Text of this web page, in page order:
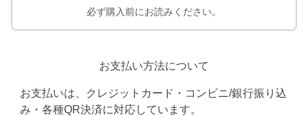
必ず購入前にお読みください。
お支払い方法について
お支払いは、クレジットカード・コンビニ/銀行振り込
み・各種QR決済に対応しています。